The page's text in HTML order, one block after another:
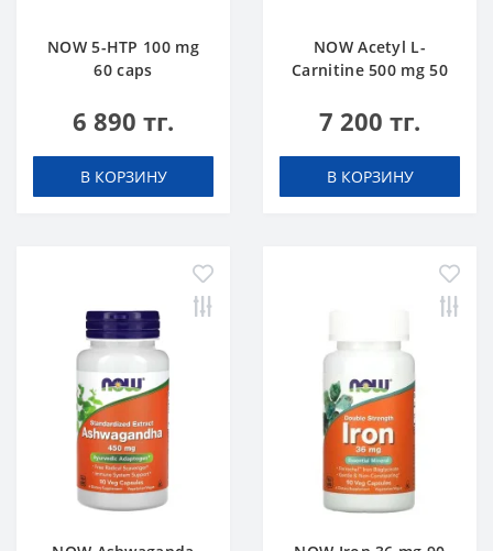
NOW 5-HTP 100 mg
60 caps
6 890 тг.
В КОРЗИНУ
NOW Acetyl L-
Carnitine 500 mg 50
7 200 тг.
В КОРЗИНУ